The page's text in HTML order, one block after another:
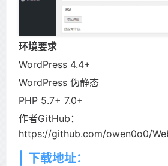
环境要求
WordPress 4.4+
WordPress 伪静态
PHP 5.7+ 7.0+
作者GitHub：
https://github.com/owen0o0/
下载地址：